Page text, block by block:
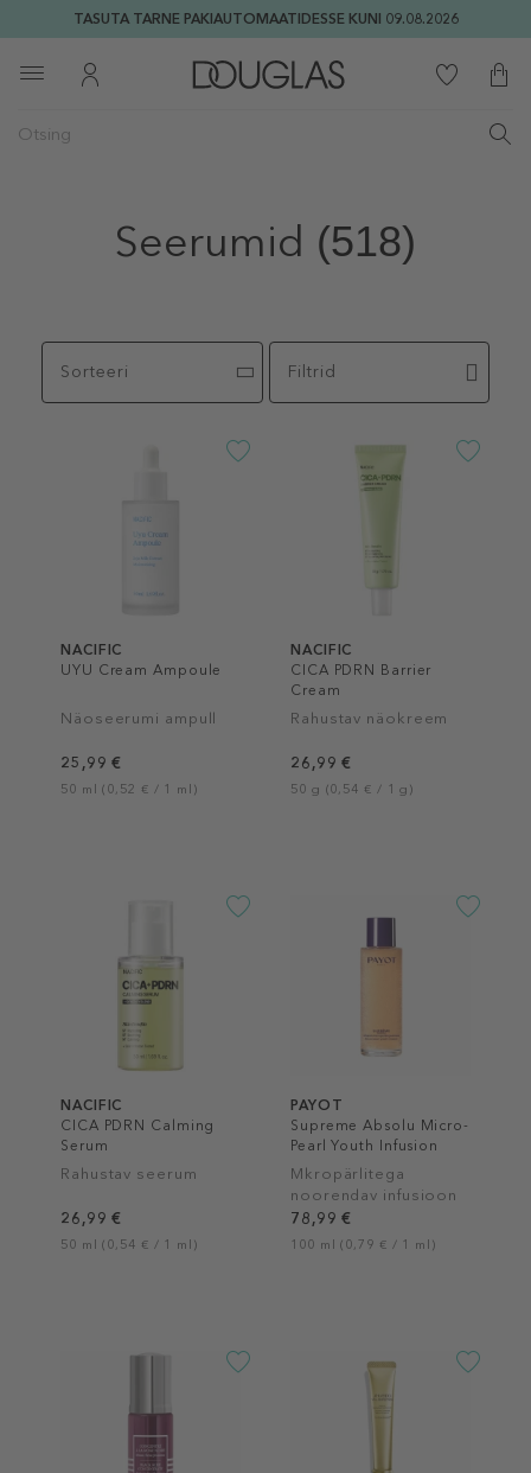
TASUTA TARNE PAKIAUTOMAATIDESSE KUNI 09.08.2026
Seerumid (518)
Sorteeri Filtrid
NACIFIC
UYU Cream Ampoule
Näoseerumi ampull
25,99 €
50 ml (0,52 € / 1 ml)
NACIFIC
CICA PDRN Barrier
Cream
Rahustav näokreem
26,99 €
50 g (0,54 € / 1 g)
NACIFIC
CICA PDRN Calming
Serum
Rahustav seerum
26,99 €
50 ml (0,54 € / 1 ml)
PAYOT
Supreme Absolu Micro-
Pearl Youth Infusion
Mkropärlitega
noorendav infusioon
78,99 €
100 ml (0,79 € / 1 ml)